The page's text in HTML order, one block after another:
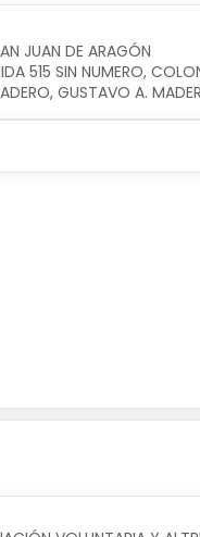
JUAN DE ARAGÓN
515 SIN NUMERO,
GUSTAVO A.